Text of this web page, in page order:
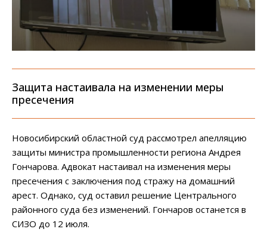
Защита настаивала на изменении меры
пресечения
Новосибирский областной суд рассмотрел апелляцию
защиты министра промышленности региона Андрея
Гончарова. Адвокат настаивал на изменения меры
пресечения с заключения под стражу на домашний
арест. Однако, суд оставил решение Центрального
районного суда без изменений. Гончаров останется в
СИЗО до 12 июля.